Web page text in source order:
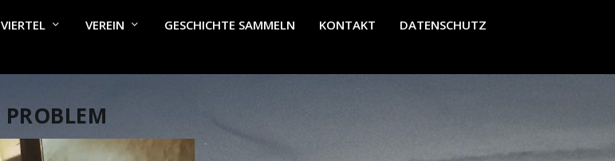
VIERTEL VEREIN GESCHICHTE SAMMELN KONTAKT DATENSCHUTZ
PROBLEM